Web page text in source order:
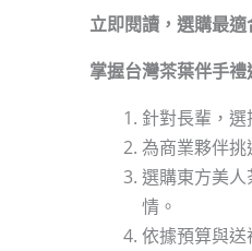
立即閱讀，選購最適
掌握台灣茶葉伴手
針對長輩，
為商業夥伴
選購東方美
情。
依據預算與